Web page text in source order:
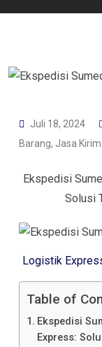
Juli 18, 2024
Barang, Jasa Kirim
Ekspedisi
Solusi
Logistik
Table of
Ekspedisi
Express: